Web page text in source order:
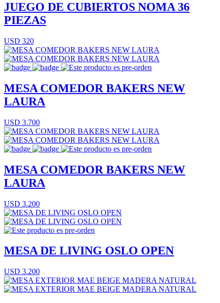
JUEGO DE CUBIERTOS NOMA 36
PIEZAS
USD 320
MESA COMEDOR BAKERS NEW
LAURA
USD 3.700
MESA COMEDOR BAKERS NEW
LAURA
USD 3.200
MESA DE LIVING OSLO OPEN
USD 3.200